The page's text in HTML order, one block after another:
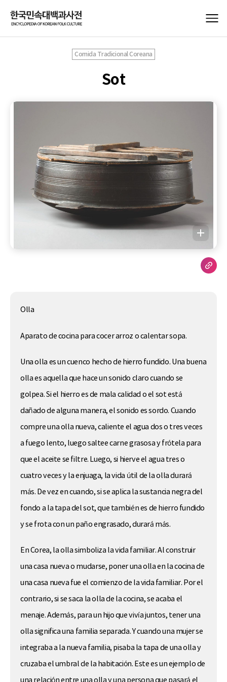
Comida Tradicional Coreana
Sot
Olla
Aparato de cocina para cocer arroz o calentar sopa.
Una olla es un cuenco hecho de hierro fundido. Una buena
olla es aquella que hace un sonido claro cuando se
golpea. Si el hierro es de mala calidad o el sot está
dañado de alguna manera, el sonido es sordo. Cuando
compre una olla nueva, caliente el agua dos o tres veces
a fuego lento, luego saltee carne grasosa y frótela para
que el aceite se filtre. Luego, si hierve el agua tres o
cuatro veces y la enjuaga, la vida útil de la olla durará
más. De vez en cuando, si se aplica la sustancia negra del
fondo a la tapa del sot, que también es de hierro fundido
y se frota con un paño engrasado, durará más.
En Corea, la olla simboliza la vida familiar. Al construir
una casa nueva o mudarse, poner una olla en la cocina de
una casa nueva fue el comienzo de la vida familiar. Por el
contrario, si se saca la olla de la cocina, se acaba el
menaje. Además, para un hijo que vivía juntos, tener una
olla significa una familia separada. Y cuando una mujer se
integraba a la nueva familia, pisaba la tapa de una olla y
cruzaba el umbral de la habitación. Este es un ejemplo de
una relación entre una olla y una persona que pasará el